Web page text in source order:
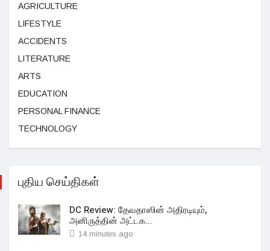
AGRICULTURE
LIFESTYLE
ACCIDENTS
LITERATURE
ARTS
EDUCATION
PERSONAL FINANCE
TECHNOLOGY
புதிய செய்திகள்
DC Review: தேவதாஸின் அதிரடியும்,
அனிருத்தின் அட்டக...
14 minutes ago